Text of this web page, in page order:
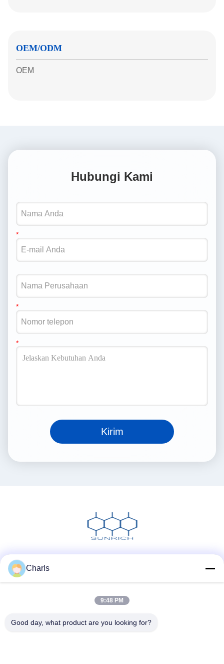
OEM/ODM
OEM
Hubungi Kami
Kirim
Charls
9:48 PM
Good day, what product are you looking for?